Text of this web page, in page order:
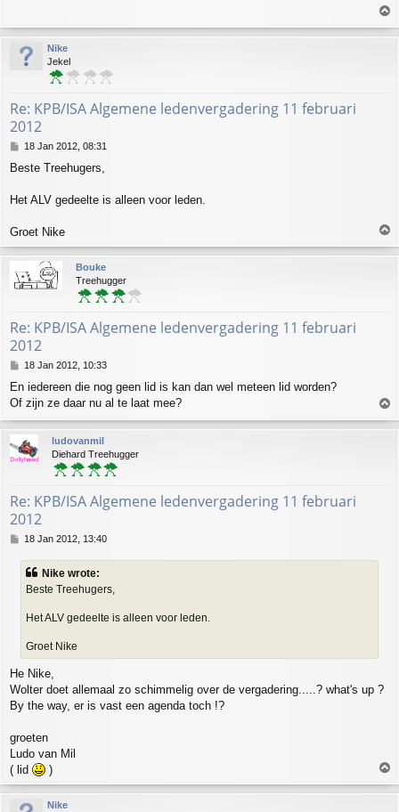
p
Nike
Jekel
Re: KPB/ISA Algemene ledenvergadering 11 februari
2012
P
s
18 Jan 2012, 08:31
Beste Treehugers,
Het ALV gedeelte is alleen voor leden.
Groet Nike
o
p
Bouke
Treehugger
Re: KPB/ISA Algemene ledenvergadering 11 februari
2012
P
s
t
18 Jan 2012, 10:33
En iedereen die nog geen lid is kan dan wel meteen lid worden?
Of zijn ze daar nu al te laat mee?
o
p
ludovanmil
Diehard Treehugger
Re: KPB/ISA Algemene ledenvergadering 11 februari
2012
P
s
18 Jan 2012, 13:40
Nike wrote:
Beste Treehugers,
Het ALV gedeelte is alleen voor leden.
Groet Nike
He Nike,
Wolter doet allemaal zo schimmelig over de vergadering.....? what's up ?
By the way, er is vast een agenda toch !?
groeten
Ludo van Mil
( lid
)
o
p
Nike